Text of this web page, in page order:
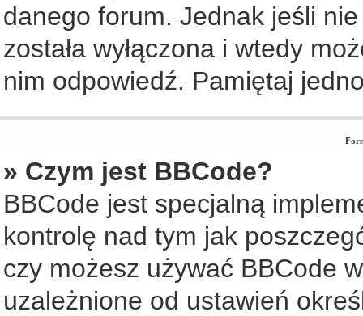
danego forum. Jednak jeśli
została wyłączona i wtedy
nim odpowiedź. Pamiętaj
» Czym jest BBCode?
BBCode jest specjalną
kontrolę nad tym jak
czy możesz używać BBCode
uzależnione od ustawień